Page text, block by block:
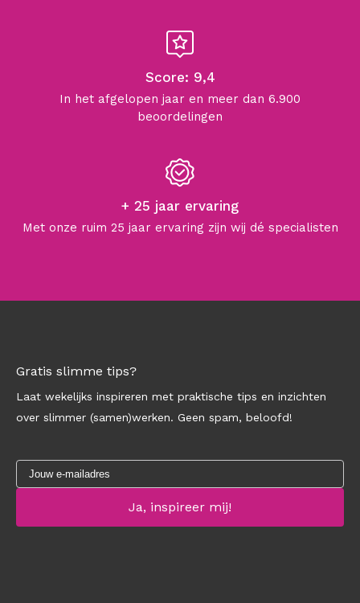
Score: 9,4
In het afgelopen jaar en meer dan 6.900
beoordelingen
+ 25 jaar ervaring
Met onze ruim 25 jaar ervaring zijn wij dé specialisten
Gratis slimme tips?
Laat wekelijks inspireren met praktische tips en inzichten
over slimmer (samen)werken. Geen spam, beloofd!